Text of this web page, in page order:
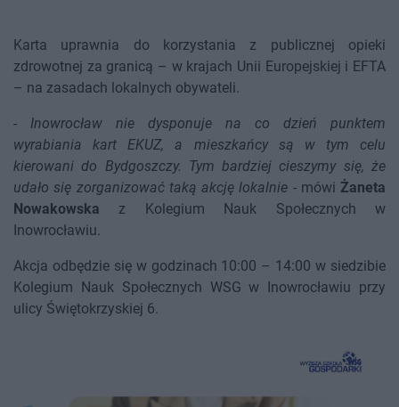
Karta uprawnia do korzystania z publicznej opieki
zdrowotnej za granicą – w krajach Unii Europejskiej i EFTA
– na zasadach lokalnych obywateli.
- Inowrocław nie dysponuje na co dzień punktem
wyrabiania kart EKUZ, a mieszkańcy są w tym celu
kierowani do Bydgoszczy. Tym bardziej cieszymy się, że
udało się zorganizować taką akcję lokalnie - mówi Żaneta
Nowakowska z Kolegium Nauk Społecznych w
Inowrocławiu.
Akcja odbędzie się w godzinach 10:00 – 14:00 w siedzibie
Kolegium Nauk Społecznych WSG w Inowrocławiu przy
ulicy Świętokrzyskiej 6.